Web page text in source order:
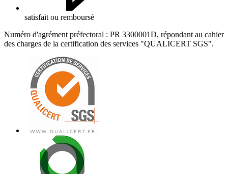
satisfait ou remboursé
Numéro d'agrément préfectoral : PR 3300001D, répondant au cahier
des charges de la certification des services "QUALICERT SGS".